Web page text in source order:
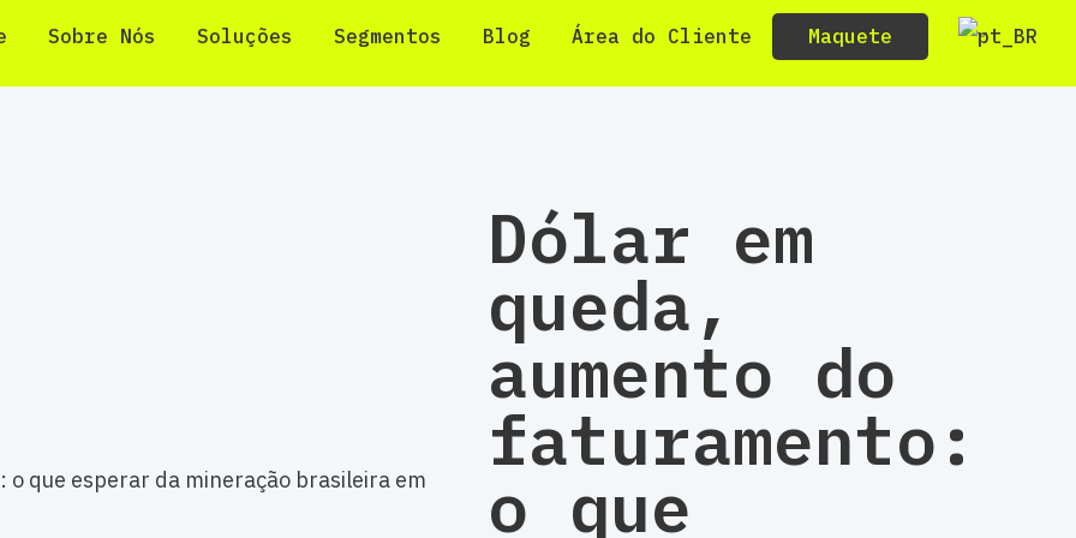
Sobre Nós Soluções Segmentos Blog Área do Cliente Maquete
Dólar em
queda,
aumento do
faturamento:
o que